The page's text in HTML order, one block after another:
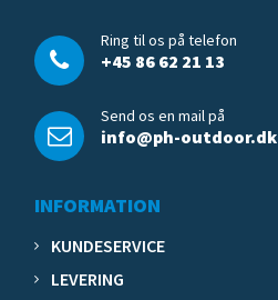
Ring til os på telefon
+45 86 62 21 13
Send os en mail på
info@ph-outdoor.dk
INFORMATION
KUNDESERVICE
LEVERING